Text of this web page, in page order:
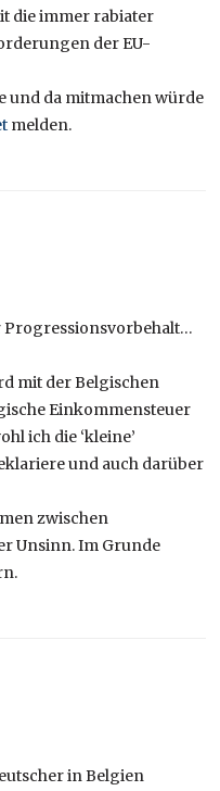
die immer rabiater
der EU-
und da mitmachen würde
melden.
mit der Belgischen
Einkommensteuer
ich die ‘kleine’
und auch darüber
zwischen
Unsinn. Im Grunde
in Belgien